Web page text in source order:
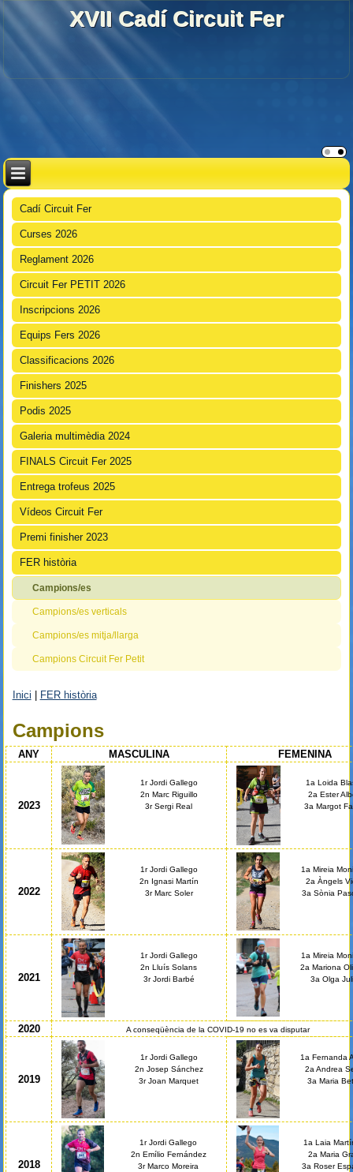
XVII Cadí Circuit Fer
Cadí Circuit Fer
Curses 2026
Reglament 2026
Circuit Fer PETIT 2026
Inscripcions 2026
Equips Fers 2026
Classificacions 2026
Finishers 2025
Podis 2025
Galeria multimèdia 2024
FINALS Circuit Fer 2025
Entrega trofeus 2025
Vídeos Circuit Fer
Premi finisher 2023
FER història
Campions/es
Campions/es verticals
Campions/es mitja/llarga
Campions Circuit Fer Petit
Inici FER història
Campions
ANY MASCULINA FEMENINA
2023
1r Jordi Gallego
2n Marc Riguillo
3r Sergi Real
1a Loida
2a Ester
3a Margot
2022
1r Jordi Gallego
2n Ignasi Martín
3r Marc Soler
1a Mireia
2a Àngels
3a Sònia
2021
1r Jordi Gallego
2n Lluís Solans
3r Jordi Barbé
1a Mireia
2a Mariona
3a Olga
2020 A conseqüència de la COVID-19 no es va disputar
2019
1r Jordi Gallego
2n Josep Sánchez
3r Joan Marquet
1a Fernanda
2a Andrea
3a Maria
2018
1r Jordi Gallego
2n Emílio Fernández
3r Marco Moreira
1a Laia
2a Maria
3a Roser